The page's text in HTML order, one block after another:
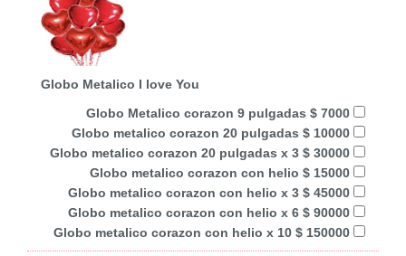
Globo Metalico I love You
Globo Metalico corazon 9 pulgadas $ 7000
Globo metalico corazon 20 pulgadas $ 10000
Globo metalico corazon 20 pulgadas x 3 $ 30000
Globo metalico corazon con helio $ 15000
Globo metalico corazon con helio x 3 $ 45000
Globo metalico corazon con helio x 6 $ 90000
Globo metalico corazon con helio x 10 $ 150000